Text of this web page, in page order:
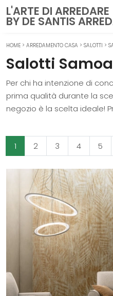
L'ARTE DI ARREDARE
BY DE SANTIS
HOME > ARREDAMENTO CASA > SALOTTI >
Salotti Samoa
Per chi ha intenzione di
prima qualità durante la
negozio è la scelta ideale!
1 2 3 4 5